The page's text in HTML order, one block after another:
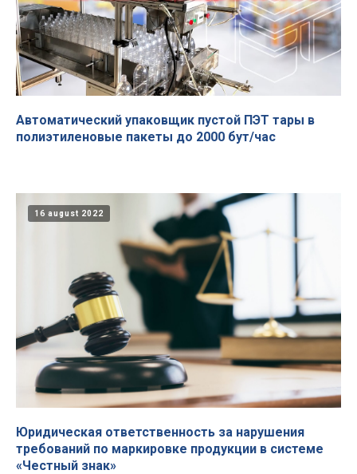
Автоматический упаковщик пустой ПЭТ тары в
полиэтиленовые пакеты до 2000 бут/час
16 august 2022
Юридическая ответственность за нарушения
требований по маркировке продукции в системе
«Честный знак»